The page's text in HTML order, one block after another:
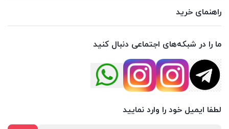
راهنمای خرید
ما را در شبکه‌های اجتماعی دنبال کنید
لطفا ایمیل خود را وارد نمایید